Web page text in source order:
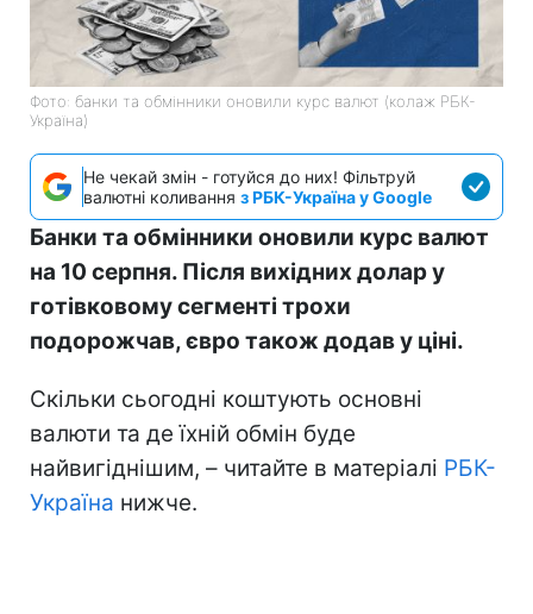
Фото: банки та обмінники оновили курс валют (колаж РБК-
Україна)
Не чекай змін - готуйся до них! Фільтруй
валютні коливання з РБК-Україна у Google
Банки та обмінники оновили курс валют
на 10 серпня. Після вихідних долар у
готівковому сегменті трохи
подорожчав, євро також додав у ціні.
Скільки сьогодні коштують основні
валюти та де їхній обмін буде
найвигіднішим, – читайте в матеріалі РБК-
Україна нижче.